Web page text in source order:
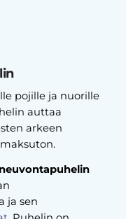
pojille ja nuorille
auttaa
arkeen
ja sen